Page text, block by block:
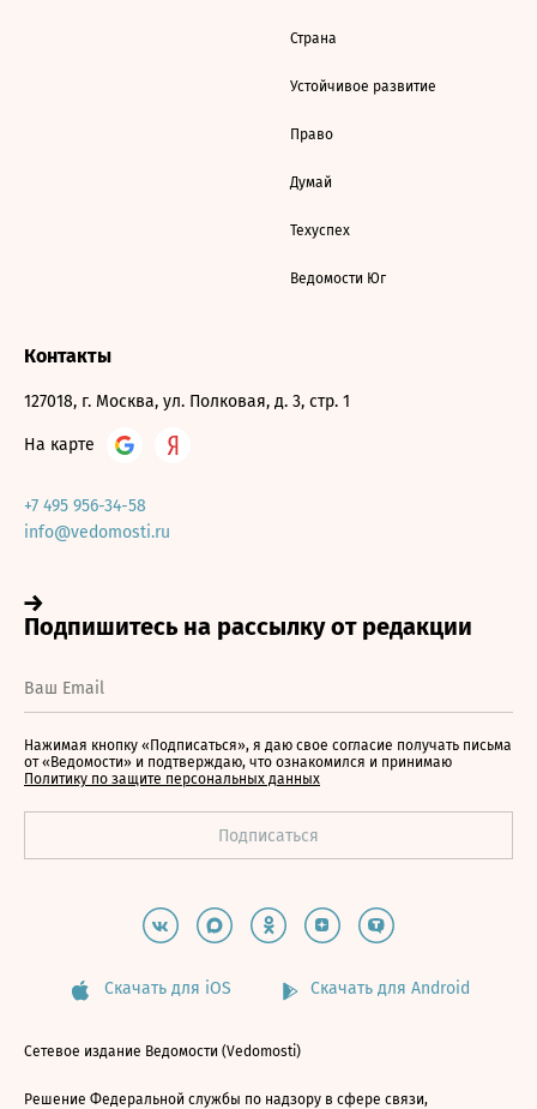
Страна
Устойчивое развитие
Право
Думай
Техуспех
Ведомости Юг
Контакты
127018, г. Москва, ул. Полковая, д. 3, стр. 1
На карте
+7 495 956-34-58
info@vedomosti.ru
Нажимая кнопку «Подписаться», я даю свое согласие получать письма
от «Ведомости» и подтверждаю, что ознакомился и принимаю
Политику по защите персональных данных
Скачать для iOS Скачать для Android
Сетевое издание Ведомости (Vedomosti)
Решение Федеральной службы по надзору в сфере связи,